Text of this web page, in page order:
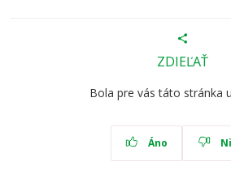
ZDIEĽAŤ
Bola pre vás táto stránka
Áno